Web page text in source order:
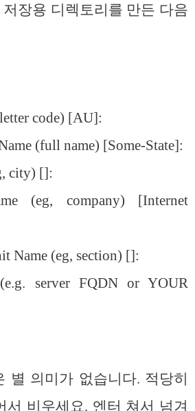
장용 디렉토리를 만든 다음
code) [AU]:
(full name) [Some-State]:
city) []:
(eg, company) [Internet
Name (eg, section) []:
server FQDN or YOUR
별 의미가 없습니다. 적당히
서 비우세요. 엔터 쳐서 넘겨